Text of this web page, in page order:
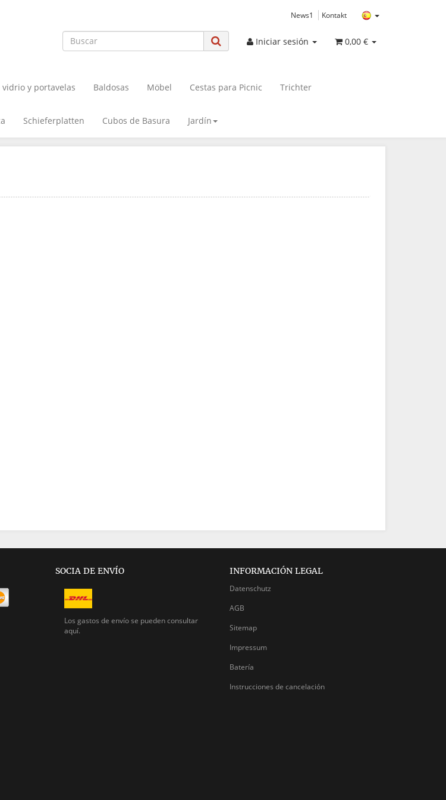
News1 Kontakt
Iniciar sesión 0,00 €
vidrio y portavelas Baldosas Möbel Cestas para Picnic Trichter
Schieferplatten Cubos de Basura Jardín
SOCIA DE ENVÍO
Los gastos de envío se puedenconsultar
aquí.
INFORMACIÓN LEGAL
Datenschutz
AGB
Sitemap
Impressum
Batería
Instrucciones de cancelación